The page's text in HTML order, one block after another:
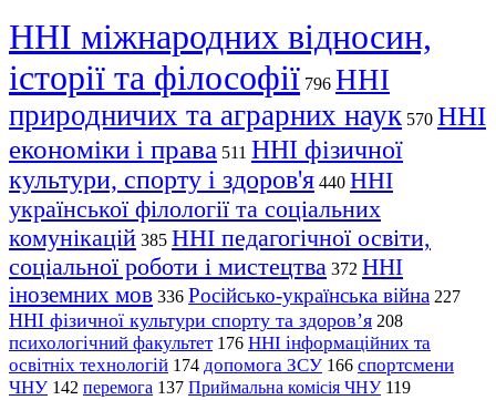
ННІ міжнародних відносин,
історії та філософії 796 ННІ
природничих та аграрних наук 570 ННІ
економіки і права 511 ННІ фізичної
культури, спорту і здоров'я 440 ННІ
української філології та соціальних
комунікацій 385 ННІ педагогічної освіти,
соціальної роботи і мистецтва 372 ННІ
іноземних мов 336 Російсько-українська війна 227
ННІ фізичної культури спорту та здоров’я 208
психологічний факультет 176 ННІ інформаційних та
освітніх технологій 174 допомога ЗСУ 166 спортсмени
ЧНУ 142 перемога 137 Приймальна комісія ЧНУ 119